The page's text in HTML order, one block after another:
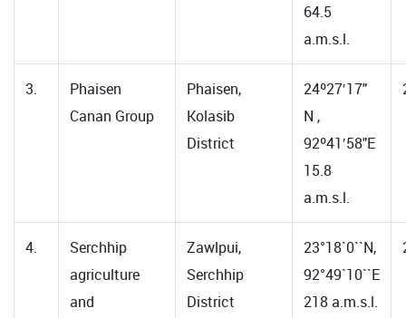
64.5
a.m.s.l.
3.
Phaisen
Canan Group
Phaisen,
Kolasib
District
24º27′17"
N ,
92º41′58"E
15.8
a.m.s.l.
4.
Serchhip
agriculture
and
Zawlpui,
Serchhip
District
23°18`0``N,
92°49`10``E
218 a.m.s.l.